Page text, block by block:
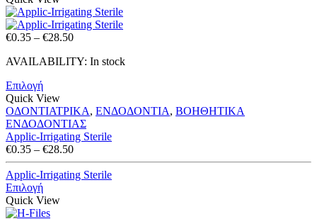
€0.35 – €28.50Price
€0.35
AVAILABILITY: In stock
Επιλογή
Quick View
ΟΔΟΝΤΙΑΤΡΙΚΑ, ΕΝΔΟΔΟΝΤΙΑ, ΒΟΗΘΗΤΙΚΑ
ΕΝΔΟΔΟΝΤΙΑΣ
Applic-Irrigating Sterile
€0.35 – €28.50Price
range:
€0.35
Applic-Irrigating Sterile
Επιλογή
Quick View